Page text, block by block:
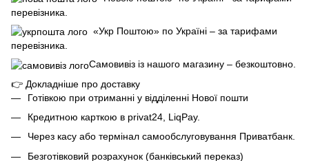
перевізника.
«Укр Поштою» по Україні – за тарифами
перевізника.
Самовивіз із нашого магазину – безкоштовно.
👉 Докладніше про доставку
Готівкою при отриманні у відділенні Нової пошти
Кредитною карткою в privat24, LiqPay.
Через касу або термінал самообслуговування Приватбанк.
Безготівковий розрахунок (банківський переказ)